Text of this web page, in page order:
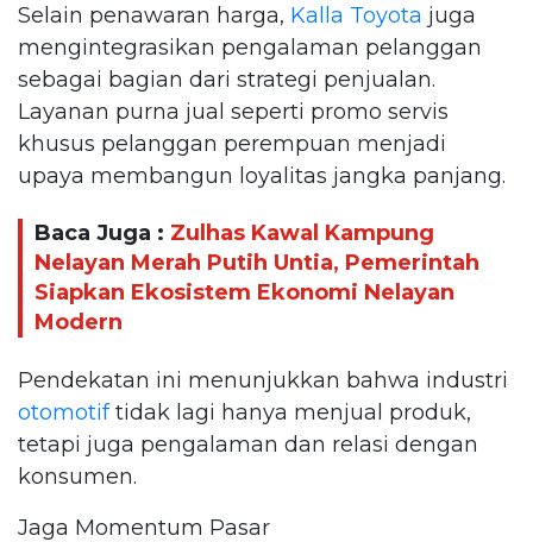
Selain penawaran harga, Kalla Toyota juga
mengintegrasikan pengalaman pelanggan
sebagai bagian dari strategi penjualan.
Layanan purna jual seperti promo servis
khusus pelanggan perempuan menjadi
upaya membangun loyalitas jangka panjang.
Baca Juga : Zulhas Kawal Kampung
Nelayan Merah Putih Untia, Pemerintah
Siapkan Ekosistem Ekonomi Nelayan
Modern
Pendekatan ini menunjukkan bahwa industri
otomotiftidak lagi hanya menjual produk,
tetapi juga pengalaman dan relasi dengan
konsumen.
Jaga Momentum Pasar